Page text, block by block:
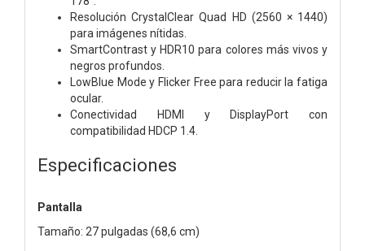
Resolución CrystalClear Quad HD (2560 × 1440)
para imágenes nítidas.
SmartContrast y HDR10 para colores más vivos y
negros profundos.
LowBlue Mode y Flicker Free para reducir la fatiga
ocular.
Conectividad HDMI y DisplayPort con
compatibilidad HDCP 1.4.
Especificaciones
Pantalla
Tamaño: 27 pulgadas (68,6 cm)